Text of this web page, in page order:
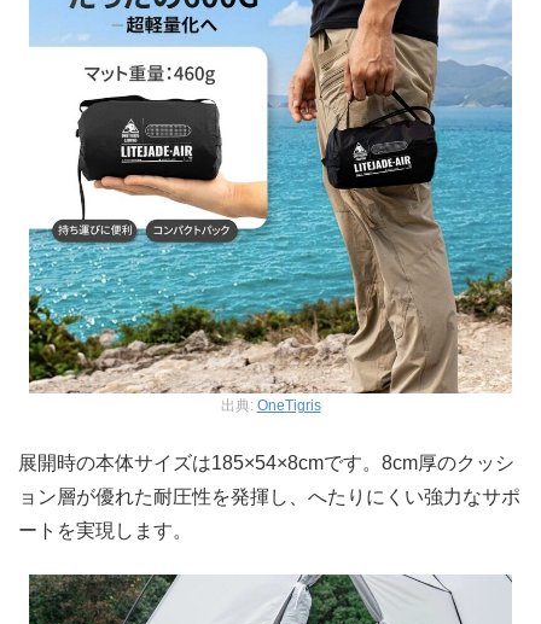
出典: OneTigris
展開時の本体サイズは185×54×8cmです。8cm厚のクッシ
ョン層が優れた耐圧性を発揮し、へたりにくい強力なサポ
ートを実現します。